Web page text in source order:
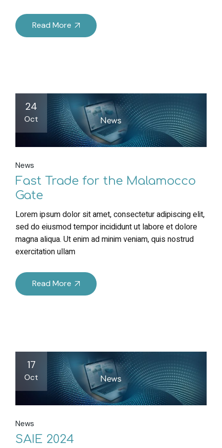
Read More
24
Oct
News
Fast Trade for the Malamocco
Gate
Lorem ipsum dolor sit amet, consectetur adipiscing elit,
sed do eiusmod tempor incididunt ut labore et dolore
magna aliqua. Ut enim ad minim veniam, quis nostrud
exercitation ullam
Read More
17
Oct
News
SAIE 2024